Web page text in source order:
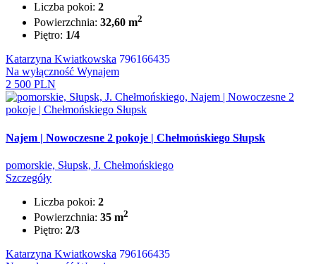
Liczba pokoi: 2
Powierzchnia: 32,60 m2
Piętro: 1/4
Katarzyna Kwiatkowska 796166435
Na wyłączność Wynajem
2 500 PLN
Najem | Nowoczesne 2 pokoje | Chełmońskiego Słupsk
pomorskie, Słupsk, J. Chełmońskiego
Szczegóły
Liczba pokoi: 2
Powierzchnia: 35 m2
Piętro: 2/3
Katarzyna Kwiatkowska 796166435